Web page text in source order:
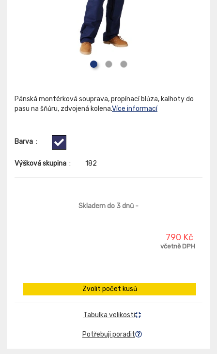
Pánská montérková souprava, propínací blůza, kalhoty do
pasu na šňůru, zdvojená kolena.Více informací
Barva :
Výšková skupina : 182
Skladem do 3 dnů -
790 Kč
včetně DPH
Zvolit počet kusů
Tabulka velikosti
Potřebuji poradit